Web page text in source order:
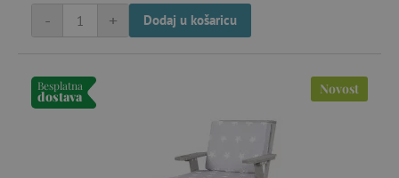
+
- Dodaj u košaricu
Besplatna
dostava Novost